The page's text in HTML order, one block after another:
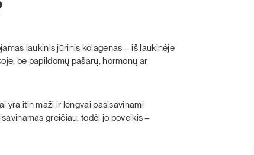
laukinis jūrinis kolagenas – iš laukinėje
be papildomų pašarų, hormonų ar
yra itin maži ir lengvai pasisavinami
greičiau, todėl jo poveikis –